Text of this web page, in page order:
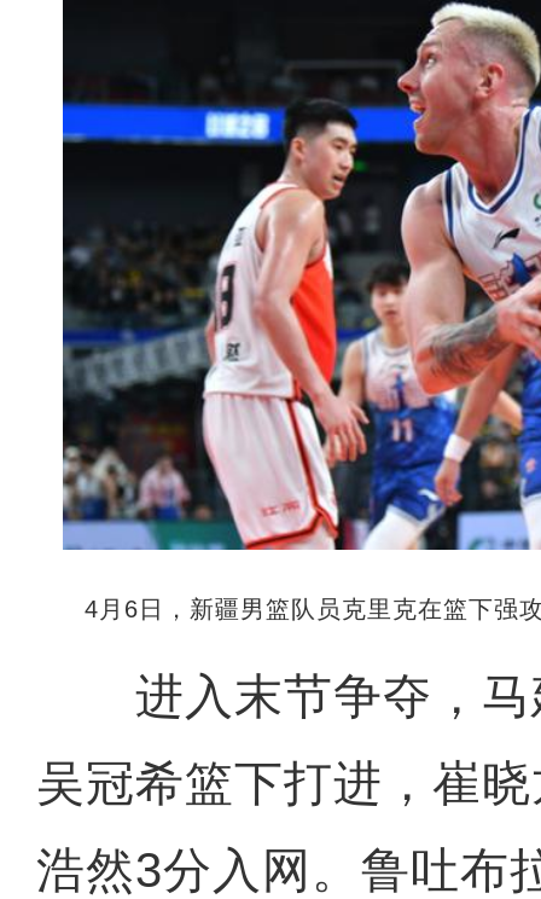
4月6日，新疆男篮队员克里克在篮下强
进入末节争夺，马
吴冠希篮下打进，崔
浩然3分入网。鲁吐布